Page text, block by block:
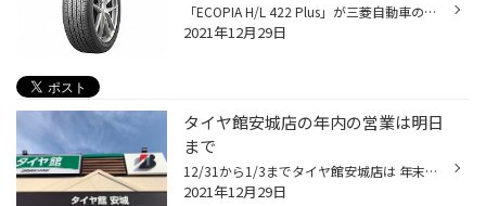
「ECOPIA H/L 422 Plus」が三菱自動車の新型「アウトランダー」PHEVモデルに新車装着 ブリヂストンは、2021年12月に三菱自動車 から登場した「アウトランダーPHEV」の 新車装着用タイヤとして、 「ECOPIA H/L 422 Plus」が装着されます。 ブリヂストン「ECOPIA H/L 422 Plus」 タイヤサイズ：255/45...
2021年12月29日
タイヤ館安城店の年内の営業は明日
まで
12/31から1/3までタイヤ館安城店は 年末年始の休業となります。 気象庁によりますと、年末年始にも強い 寒気がやってきてかなり寒くなり この地方でも雪が降る可能性があると 伝えています。 冬は始まったばかりで1年で最も寒く なるのは1月下旬から2月上旬。 降雪、積雪や路面凍結の本番は これか...
2021年12月29日